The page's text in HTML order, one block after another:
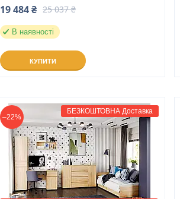
19 484 ₴ 25 037 ₴
В наявності
КУПИТИ
БЕЗКОШТОВНА Доставка
–22%